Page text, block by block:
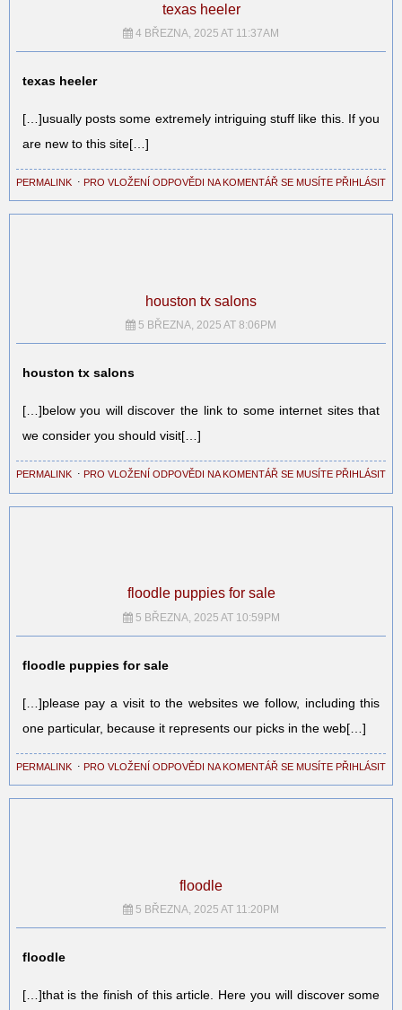
texas heeler
4 BŘEZNA, 2025 AT 11:37AM
texas heeler
[…]usually posts some extremely intriguing stuff like this. If you
are new to this site[…]
PERMALINK ⋅ PRO VLOŽENÍ ODPOVĚDI NA KOMENTÁŘ SE MUSÍTE PŘIHLÁSIT
houston tx salons
5 BŘEZNA, 2025 AT 8:06PM
houston tx salons
[…]below you will discover the link to some internet sites that
we consider you should visit[…]
PERMALINK ⋅ PRO VLOŽENÍ ODPOVĚDI NA KOMENTÁŘ SE MUSÍTE PŘIHLÁSIT
floodle puppies for sale
5 BŘEZNA, 2025 AT 10:59PM
floodle puppies for sale
[…]please pay a visit to the websites we follow, including this
one particular, because it represents our picks in the web[…]
PERMALINK ⋅ PRO VLOŽENÍ ODPOVĚDI NA KOMENTÁŘ SE MUSÍTE PŘIHLÁSIT
floodle
5 BŘEZNA, 2025 AT 11:20PM
floodle
[…]that is the finish of this article. Here you will discover some